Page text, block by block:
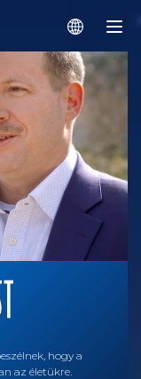
hogy a
az életükre.